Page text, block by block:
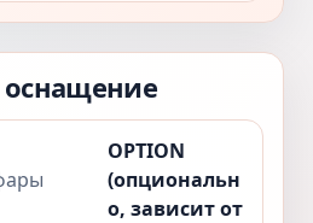
оснащение
OPTION
(опциональн
о, зависит от